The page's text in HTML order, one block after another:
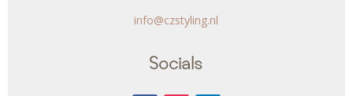
info@czstyling.nl
Socials